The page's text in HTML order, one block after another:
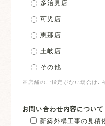
多治見店
可児店
恵那店
土岐店
その他
※店舗のご指定がない場合は、
お問い合わせ内容について
新築外構工事の見積